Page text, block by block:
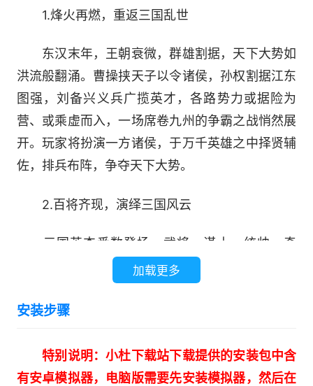
1.烽火再燃，重返三国乱世
东汉末年，王朝衰微，群雄割据，天下大势如
洪流般翻涌。曹操挟天子以令诸侯，孙权割据江东
图强，刘备兴义兵广揽英才，各路势力或据险为
营、或乘虚而入，一场席卷九州的争霸之战悄然展
开。玩家将扮演一方诸侯，于万千英雄之中择贤辅
佐，排兵布阵，争夺天下大势。
2.百将齐现，演绎三国风云
三国英杰悉数登场，武将、谋士、统帅、奇
才，无一缺席。每一位将领均有独立的背景设定与
专属技能，无论是“睥睨千军”的吕布，还是“空城一
计”的诸葛亮，都以独特机制融入战场。武将分为
可以从将军升迁为军团长、太守、丞相等多种职
能，形成个性化成长路径。
加载更多
安装步骤
特别说明：小杜下载站下载提供的安装包中含
有安卓模拟器，电脑版需要先安装模拟器，然后在